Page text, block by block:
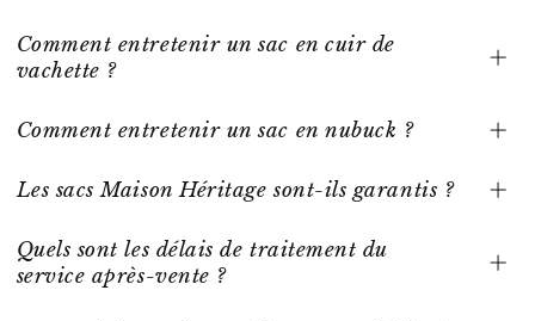
Comment entretenir un sac en cuir de
vachette ?
Comment entretenir un sac en nubuck ?
Les sacs Maison Héritage sont-ils garantis ?
Quels sont les délais de traitement du
service après-vente ?